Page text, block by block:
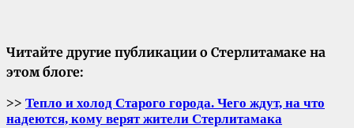
Читайте другие публикации о Стерлитамаке на
этом блоге:
>> Тепло и холод Старого города. Чего ждут, на что
надеются, кому верят жители Стерлитамака